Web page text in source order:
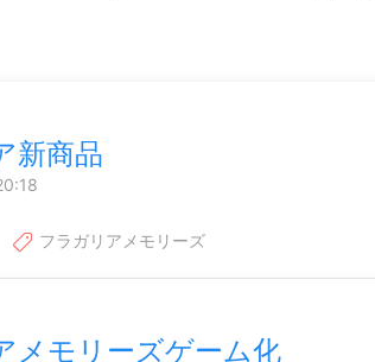
新商品
フラガリアメモリーズ
メモリーズゲーム化